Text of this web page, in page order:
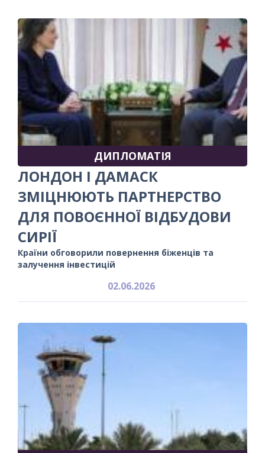
ДИПЛОМАТІЯ
ЛОНДОН І ДАМАСК
ЗМІЦНЮЮТЬ ПАРТНЕРСТВО
ДЛЯ ПОВОЄННОЇ ВІДБУДОВИ
СИРІЇ
Країни обговорили повернення біженців та
залучення інвестицій
02.06.2026